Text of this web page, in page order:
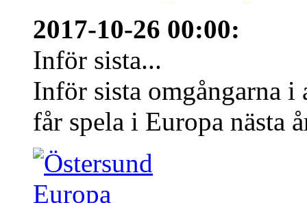
2017-10-26 00:00:
Inför sista...
Inför sista omgångarna
får spela i Europa nästa